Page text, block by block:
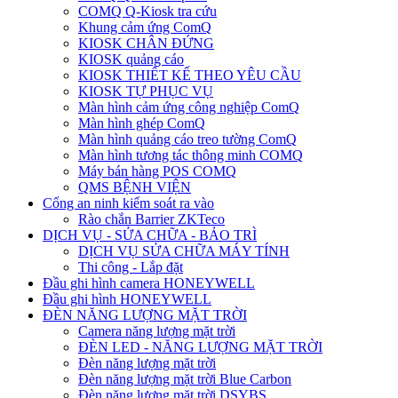
COMQ Q-Kiosk tra cứu
Khung cảm ứng ComQ
KIOSK CHÂN ĐỨNG
KIOSK quảng cáo
KIOSK THIẾT KẾ THEO YÊU CẦU
KIOSK TỰ PHỤC VỤ
Màn hình cảm ứng công nghiệp ComQ
Màn hình ghép ComQ
Màn hình quảng cáo treo tường ComQ
Màn hình tương tác thông minh COMQ
Máy bán hàng POS COMQ
QMS BỆNH VIỆN
Cổng an ninh kiểm soát ra vào
Rào chắn Barrier ZKTeco
DỊCH VỤ - SỬA CHỮA - BẢO TRÌ
DỊCH VỤ SỬA CHỮA MÁY TÍNH
Thi công - Lắp đặt
Đầu ghi hình camera HONEYWELL
Đầu ghi hình HONEYWELL
ĐÈN NĂNG LƯỢNG MẶT TRỜI
Camera năng lượng mặt trời
ĐÈN LED - NĂNG LƯỢNG MẶT TRỜI
Đèn năng lượng mặt trời
Đèn năng lượng mặt trời Blue Carbon
Đèn năng lượng mặt trời DSYBS